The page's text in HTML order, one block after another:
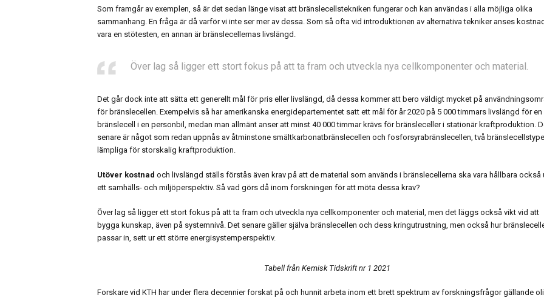
Som framgår av exemplen, så är det sedan länge visat att bränslecellstekniken fungerar och kan användas i alla möjliga olika
sammanhang. En fråga är då varför vi inte ser mer av dessa. Som så ofta vid introduktionen av alternativa tekniker anses
vara en stötesten, en annan är bränslecellernas livslängd.
Över lag så ligger ett stort fokus på att ta fram och utveckla nya cellkomponenter och material.
Det går dock inte att sätta ett generellt mål för pris eller livslängd, då dessa kommer att bero väldigt mycket på
för bränslecellen. Exempelvis så har amerikanska energidepartementet satt ett mål för år 2020 på 5 000 timmars livslängd för en
bränslecell i en personbil, medan man allmänt anser att minst 40 000 timmar krävs för bränsleceller i stationär kraftproduktion.
senare är något som redan uppnås av åtminstone smältkarbonatbränslecellen och fosforsyrabränslecellen, två
lämpliga för storskalig kraftproduktion.
Utöver kostnad och livslängd ställs förstås även krav på att de material som används i bränslecellerna ska vara hållbara också
ett samhälls- och miljöperspektiv. Så vad görs då inom forskningen för att möta dessa krav?
Över lag så ligger ett stort fokus på att ta fram och utveckla nya cellkomponenter och material, men det läggs också vikt vid att
bygga kunskap, även på systemnivå. Det senare gäller själva bränslecellen och dess kringutrustning, men också hur
passar in, sett ur ett större energisystemperspektiv.
Tabell från Kemisk Tidskrift nr 1 2021
Forskare vid KTH har under flera decennier forskat på och hunnit arbeta inom ett brett spektrum av forskningsfrågor gällande